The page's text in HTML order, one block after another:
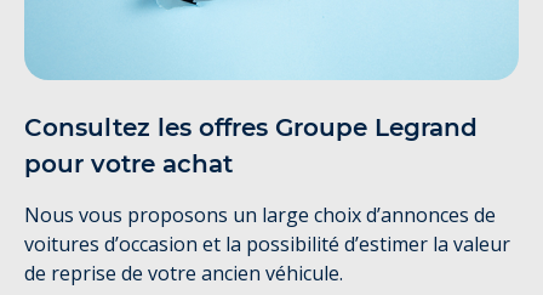
Consultez les offres Groupe Legrand
pour votre achat
Nous vous proposons un large choix d’annonces de
voitures d’occasion et la possibilité d’estimer la valeur
de reprise de votre ancien véhicule.